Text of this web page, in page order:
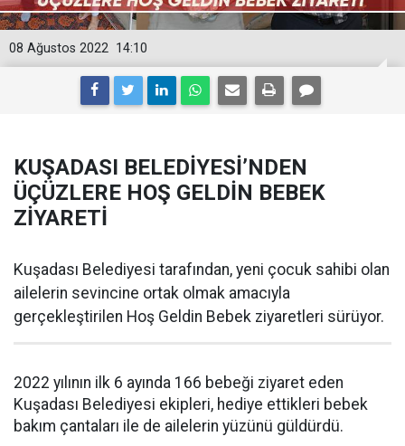
14:10
08 Ağustos 2022
KUŞADASI BELEDİYESİ’NDEN
ÜÇÜZLERE HOŞ GELDİN BEBEK
ZİYARETİ
Kuşadası Belediyesi tarafından, yeni çocuk sahibi olan
ailelerin sevincine ortak olmak amacıyla
gerçekleştirilen Hoş Geldin Bebek ziyaretleri sürüyor.
2022 yılının ilk 6 ayında 166 bebeği ziyaret eden
Kuşadası Belediyesi ekipleri, hediye ettikleri bebek
bakım çantaları ile de ailelerin yüzünü güldürdü.